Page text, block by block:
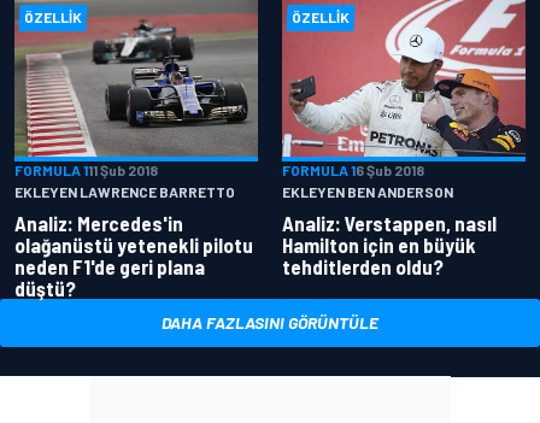
ÖZELLIK
FORMULA 111 Şub 2018
EKLEYEN LAWRENCE BARRETTO
Analiz: Mercedes'in
olağanüstü yetenekli pilotu
neden F1'de geri plana
düştü?
ÖZELLIK
FORMULA 16 Şub 2018
EKLEYEN BEN ANDERSON
Analiz: Verstappen, nasıl
Hamilton için en büyük
tehditlerden oldu?
DAHA FAZLASINI GÖRÜNTÜLE